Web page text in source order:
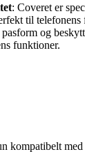
: Coveret er
til
og
funktioner.
kompatibelt